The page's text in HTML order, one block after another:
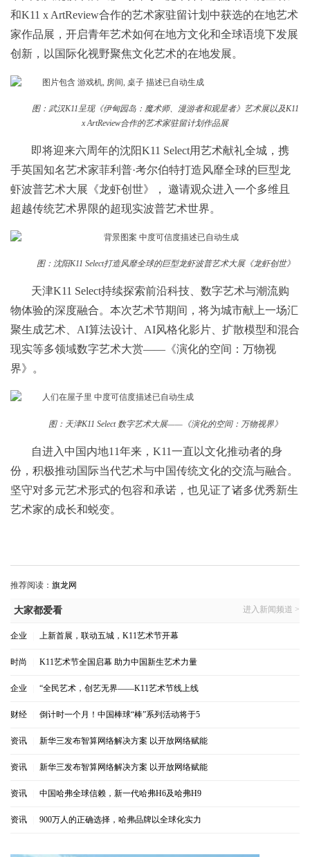
和K11 x ArtReview合作的艺术家驻留计划中获选的在地艺术
家作品展，开启青年艺术如何在地方文化和全球语境下发展
创新，以国际化视野聚焦文化艺术的在地发展。
图：武汉K11呈现《伊甸园岛：魔术师、漫游者和观星者》艺术展以及K11
x ArtReview合作的艺术家驻留计划作品展
即将迎来六周年的沈阳K11 Select用艺术献礼全城，携
手英国知名艺术家菲利普·考尔伯特打造风靡全球的巨型龙
虾波普艺术大展《龙虾创世》， 邀请观众进入一个多维且
超越传统艺术界限的超现实波普艺术世界。
图：沈阳K11 Select打造风靡全球的巨型龙虾波普艺术大展《龙虾创世》
天津K11 Select持续探索前沿科技、数字艺术与潮流购
物体验的深度融合。本次艺术节期间，将为城市献上一场汇
聚生成艺术、AI算法设计、AI风格化影片、扩散模型和混合
现实等多领域数字艺术大赏——《演化的空间：万物视
界》。
图：天津K11 Select 数字艺术大展——《演化的空间：万物视界》
自进入中国内地11年来，K11一直以文化推动者的身
份，积极推动国际当代艺术与中国传统文化的交流与融合。
坚守对多元艺术形式的包容和承诺，也见证了诸多优秀新生
艺术家的成长和蜕变。
推荐阅读： 旗龙网
大家都爱看 进入新闻频道 >
企业 上新首展，联动五城，K11艺术节开幕
时尚 K11艺术节全国启幕 助力中国新生艺术力量
企业 “全民艺术，创艺无界——K11艺术节线上线
财经 倒计时一个月！中国棒球“棒”系列活动将于5
资讯 新华三发布智算网络解决方案 以开放网络赋能
资讯 新华三发布智算网络解决方案 以开放网络赋能
资讯 中国哈弗全球信赖，新一代哈弗H6及哈弗H9
资讯 900万人的正确选择，哈弗品牌以全球化实力